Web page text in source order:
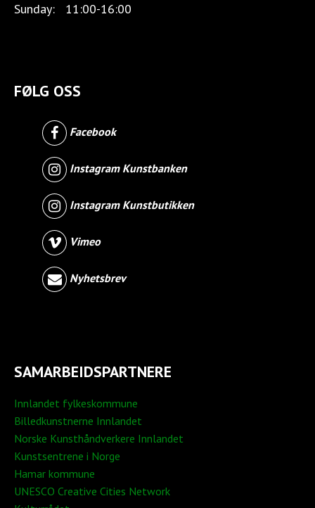
Sunday:
11:00-16:00
FØLG OSS
Facebook
Instagram Kunstbanken
Instagram Kunstbutikken
Vimeo
Nyhetsbrev
SAMARBEIDSPARTNERE
Innlandet fylkeskommune
Billedkunstnerne Innlandet
Norske Kunsthåndverkere Innlandet
Kunstsentrene i Norge
Hamar kommune
UNESCO Creative Cities Network